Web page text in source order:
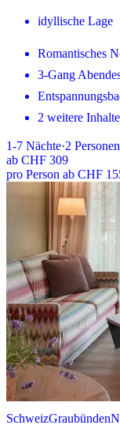
idyllische Lage
Romantisches
3-Gang
2 weitere Inhalte
1-7 Nächte·2 Personen
ab CHF 309
pro Person ab CHF
SchweizGraubünden